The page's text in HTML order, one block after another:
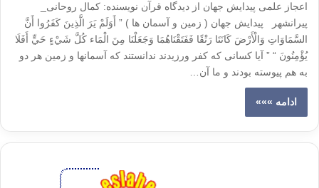
اعجاز علمی پیدایش جهان از دیدگاه قرآن نویسنده: کمال روحانی_
پیرانشهر پیدایش جهان ( زمین و آسمان ها ) ” أَوَلَمْ يَرَ الَّذِينَ كَفَرُوا أَنَّ
السَّمَاوَاتِ وَالْأَرْضَ كَانَتَا رَتْقًا فَفَتَقْنَاهُمَا وَجَعَلْنَا مِنَ الْمَاء كُلَّ شَيْءٍ حَيٍّ أَفَلَا
يُؤْمِنُونَ “ ” آيا كسانى كه كفر ورزيدند ندانستند كه آسمانها و زمين هر دو
به هم پيوسته بودند و ما آن…
ادامه »»»